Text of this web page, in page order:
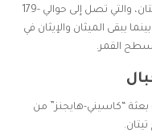
تؤدي درجات الحرارة المنخفضة للغاية على تيتان، والتي تصل إلى حوالي -179
يبقى الميثان والإيثان في
سطح القمر.
“كاسيني-هايجنز” من